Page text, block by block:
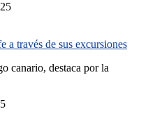
a través de sus excursiones
canario, destaca por la